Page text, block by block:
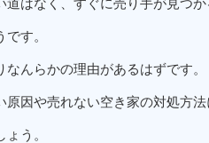
道はなく、すぐに売り手が見つ
す。
んらかの理由があるはずです。
因や売れない空き家の対処方法
う。